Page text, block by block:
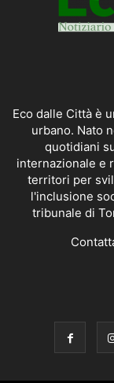
Eco dalle Città è
urbano. Nato
quotidiani
internazionale e
territori per
l'inclusione
tribunale di